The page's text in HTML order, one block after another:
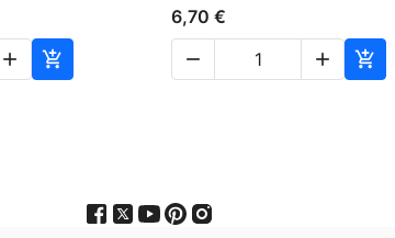
 
6,70 €

 